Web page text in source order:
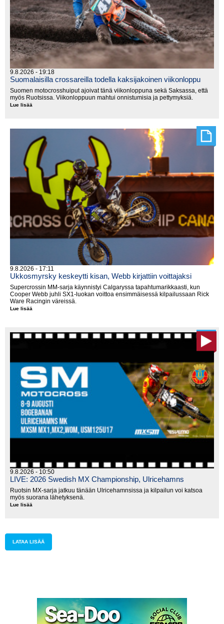
9.8.2026 - 19:18
Suomalaisilla crossareilla todella kaksijakoinen viikonloppu
Suomen motocrosshuiput ajoivat tänä viikonloppuna sekä Saksassa, että
myös Ruotsissa. Viikonloppuun mahtui onnistumisia ja pettymyksiä.
Lue lisää
9.8.2026 - 17:11
Ukkosmyrsky keskeytti kisan, Webb kirjattiin voittajaksi
Supercrossin MM-sarja käynnistyi Calgaryssa tapahtumarikkaasti, kun
Cooper Webb juhli SX1-luokan voittoa ensimmäisessä kilpailussaan Rick
Ware Racingin väreissä.
Lue lisää
9.8.2026 - 10:50
LIVE: 2026 Swedish MX Championship, Ulricehamns
Ruotsin MX-sarja jatkuu tänään Ulricehamnsissa ja kilpailun voi katsoa
myös suorana lähetyksenä.
Lue lisää
Championship,
Ulricehamns
LATAA LISÄÄ